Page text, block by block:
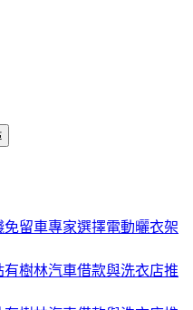
留車專家選擇電動曬衣架
樹林汽車借款與洗衣店推